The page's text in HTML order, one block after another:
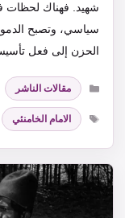
شهيد. فهناك لحظات
سياسي، وتصبح
الحزن إلى فعل
التصنيفات
مقالات الناشر
الوسوم
الامام الخامنئي